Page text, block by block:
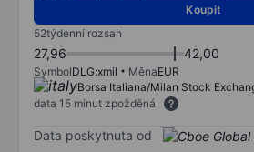
Koupit
52týdenní rozsah
27,96 42,00
SymbolDLG:xmil MěnaEUR
Borsa Italiana/Milan Stock
data 15 minut zpožděná
Data poskytnuta od